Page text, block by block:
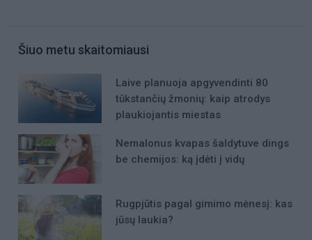
Šiuo metu skaitomiausi
Laive planuoja apgyvendinti 80
tūkstančių žmonių: kaip atrodys
plaukiojantis miestas
Nemalonus kvapas šaldytuve dings
be chemijos: ką įdėti į vidų
Rugpjūtis pagal gimimo mėnesį: kas
jūsų laukia?